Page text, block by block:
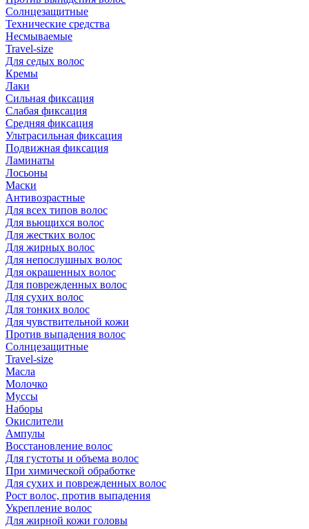
Солнцезащитные
Технические средства
Несмываемые
Travel-size
Для седых волос
Кремы
Лаки
Сильная фиксация
Слабая фиксация
Средняя фиксация
Ультрасильная фиксация
Подвижная фиксация
Ламинаты
Лосьоны
Маски
Антивозрастные
Для всех типов волос
Для вьющихся волос
Для жестких волос
Для жирных волос
Для непослушных волос
Для окрашенных волос
Для поврежденных волос
Для сухих волос
Для тонких волос
Для чувствительной кожи
Против выпадения волос
Солнцезащитные
Travel-size
Масла
Молочко
Муссы
Наборы
Окислители
Ампулы
Восстановление волос
Для густоты и объема волос
При химической обработке
Для сухих и поврежденных волос
Рост волос, против выпадения
Укрепление волос
Для жирной кожи головы